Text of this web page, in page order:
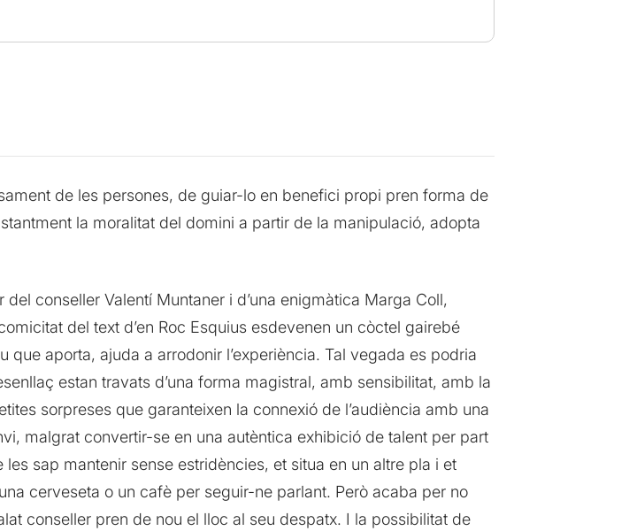
de les persones, de guiar-lo en benefici propi pren forma de
la moralitat del domini a partir de la manipulació, adopta
conseller Valentí Muntaner i d’una enigmàtica Marga Coll,
del text d’en Roc Esquius esdevenen un còctel gairebé
que aporta, ajuda a arrodonir l’experiència. Tal vegada es podria
estan travats d’una forma magistral, amb sensibilitat, amb la
sorpreses que garanteixen la connexió de l’audiència amb una
malgrat convertir-se en una autèntica exhibició de talent per part
sap mantenir sense estridències, et situa en un altre pla i et
cerveseta o un cafè per seguir-ne parlant. Però acaba per no
conseller pren de nou el lloc al seu despatx. I la possibilitat de